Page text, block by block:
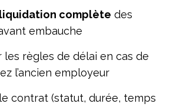
liquidation complète des
embauche
les règles de délai en cas de
l’ancien employeur
contrat (statut, durée, temps